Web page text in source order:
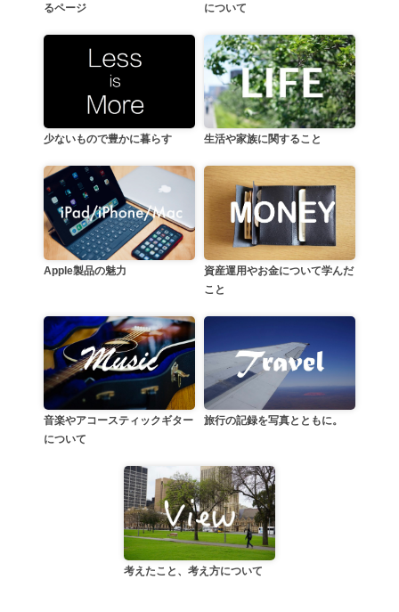
るページ
について
少ないもので豊かに暮らす 生活や家族に関すること
Apple製品の魅力
資産運用やお金について学んだ
こと
音楽やアコースティックギター
について
旅行の記録を写真とともに。
考えたこと、考え方について